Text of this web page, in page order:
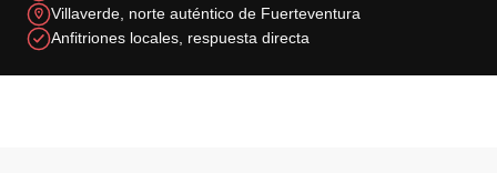
Villaverde, norte auténtico de Fuerteventura
Anfitriones locales, respuesta directa